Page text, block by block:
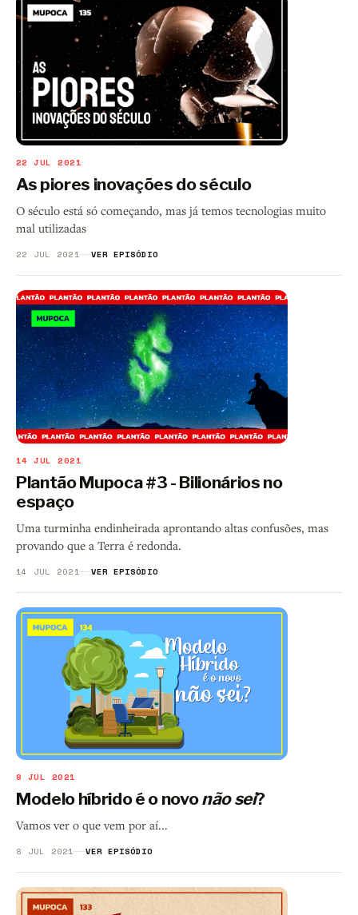
22 JUL 2021
As piores inovações do século
O século está só começando, mas já temos tecnologias muito
mal utilizadas
22 JUL 2021 VER EPISÓDIO
14 JUL 2021
Plantão Mupoca #3 - Bilionários no
espaço
Uma turminha endinheirada aprontando altas confusões, mas
provando que a Terra é redonda.
14 JUL 2021 VER EPISÓDIO
8 JUL 2021
Modelo híbrido é o novonão sei?
Vamos ver o que vem por aí...
8 JUL 2021 VER EPISÓDIO